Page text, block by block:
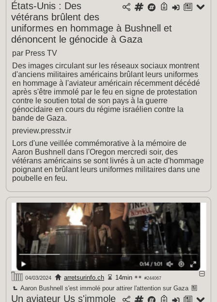
États-Unis : Des
vétérans brûlent des
uniformes en hommage à Bushnell et
dénoncent le génocide à Gaza
par Press TV
Des images circulant sur les réseaux sociaux montrent
d'anciens militaires américains brûlant leurs uniformes
en hommage à l'aviateur américain récemment décédé
après s'être immolé par le feu en signe de protestation
contre le soutien total de son pays à la guerre
génocidaire en cours du régime israélien contre la
bande de Gaza.
preview.presstv.ir
Lors d'une veillée commémorative à la mémoire de
Aaron Bushnell dans l'Oregon mercredi soir, des
vétérans américains se sont livrés à un acte d'hommage
poignant en brûlant leurs uniformes militaires dans une
poubelle en feu.
04/03/2024 arretsurinfo.ch 14min #244067
Aaron Bushnell s'est immolé pour attirer l'attention sur Gaza
Un aviateur Us s'immole